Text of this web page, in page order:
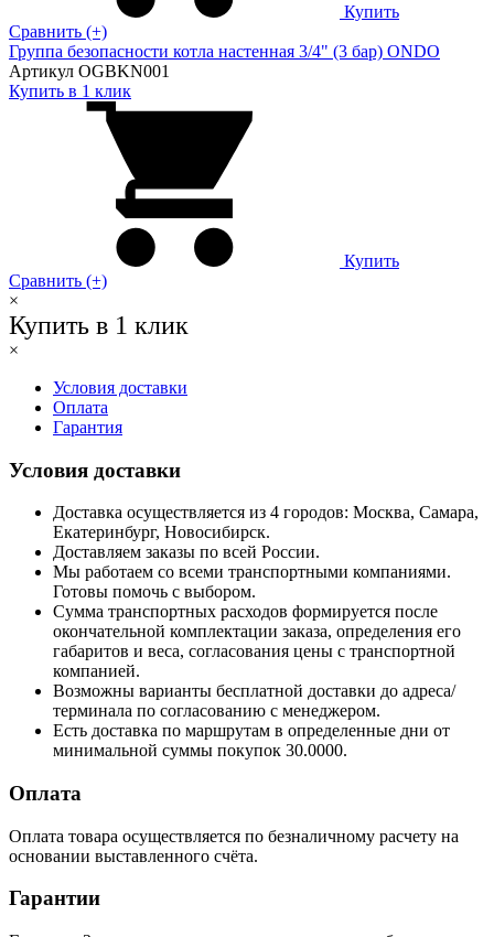
Купить
Сравнить (+)
Группа безопасности котла настенная 3/4" (3 бар) ONDO
Артикул OGBKN001
Купить в 1 клик
Купить
Сравнить (+)
×
Купить в 1 клик
×
Условия доставки
Оплата
Гарантия
Условия доставки
Доставка осуществляется из 4 городов: Москва, Самара,
Екатеринбург, Новосибирск.
Доставляем заказы по всей России.
Мы работаем со всеми транспортными компаниями.
Готовы помочь с выбором.
Сумма транспортных расходов формируется после
окончательной комплектации заказа, определения его
габаритов и веса, согласования цены с транспортной
компанией.
Возможны варианты бесплатной доставки до адреса/
терминала по согласованию с менеджером.
Есть доставка по маршрутам в определенные дни от
минимальной суммы покупок 30.0000.
Оплата
Оплата товара осуществляется по безналичному расчету на
основании выставленного счёта.
Гарантии